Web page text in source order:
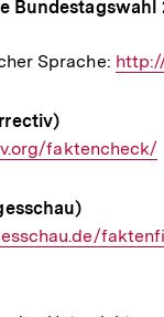
Bundestagswahl
Sprache:
faktencheck/